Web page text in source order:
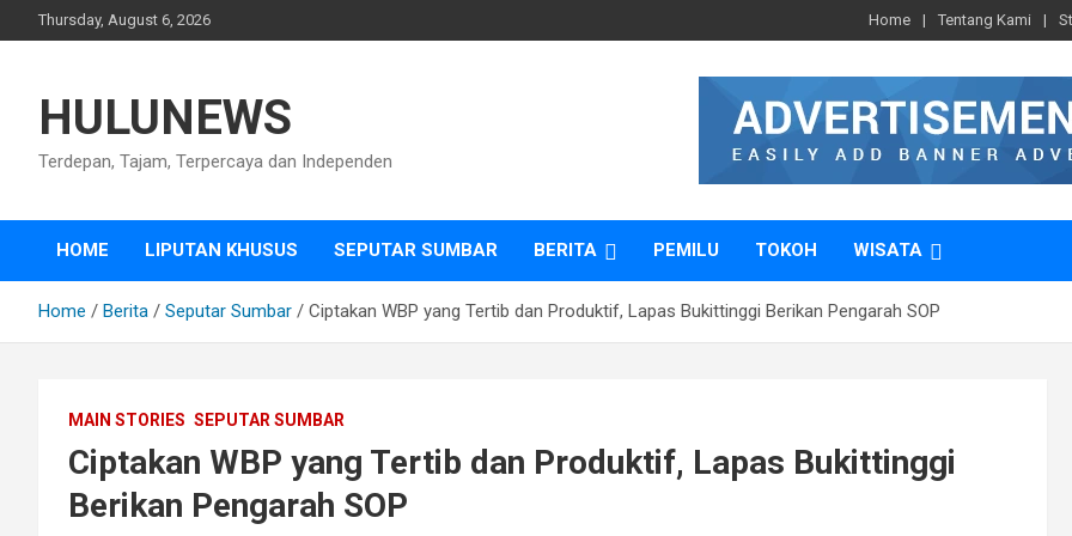
to
Thursday, August 6, 2026 Home Tentang Kami
HULUNEWS
Terdepan, Tajam, Terpercaya dan Independen
HOME LIPUTAN KHUSUS SEPUTAR SUMBAR BERITA PEMILU TOKOH WISATA
Home Berita Seputar Sumbar Ciptakan WBP yang Tertib dan Produktif, Lapas Bukittinggi Berikan Pengarah SOP
MAIN STORIES SEPUTAR SUMBAR
Ciptakan WBP yang Tertib dan Produktif, Lapas Bukittinggi
Berikan Pengarah SOP